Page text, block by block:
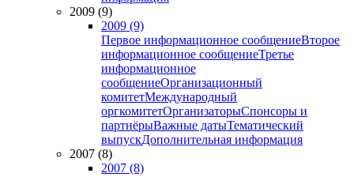
2009 (9)
2009 (9)
Первое информационное сообщениеВторое
информационное сообщениеТретье
информационное
сообщениеОрганизационный
комитетМеждународный
оргкомитетОрганизаторыСпонсоры и
партнёрыВажные датыТематический
выпускДополнительная информация
2007 (8)
2007 (8)